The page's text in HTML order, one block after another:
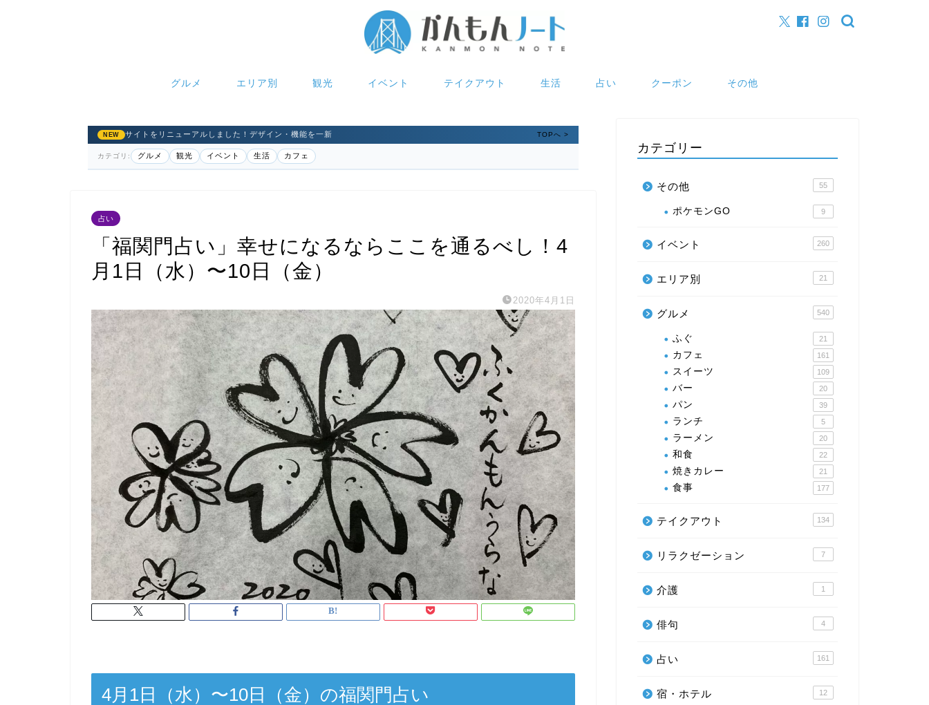
グルメ エリア別 観光 イベント テイクアウト 生活 占い クーポン その他
NEW サイトをリニューアルしました！デザイン・機能を一新 TOPへ >
カテゴリ: グルメ 観光 イベント 生活 カフェ
占い
「福関門占い」幸せになるならここを通るべし！4
月1日（水）〜10日（金）
2020年4月1日
4月1日（水）〜10日（金）の福関門占い
カテゴリー
その他 55
ポケモンGO 9
イベント 260
エリア別 21
グルメ 540
ふぐ 21
カフェ 161
スイーツ 109
バー 20
パン 39
ランチ 5
ラーメン 20
和食 22
焼きカレー 21
食事 177
テイクアウト 134
リラクゼーション 7
介護 1
俳句 4
占い 161
宿・ホテル 12